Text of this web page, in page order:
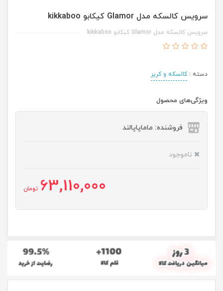
سرویس کالسکه مدل Glamor کیکابو kikkaboo
سرویس کالسکه مدل Glamor کیکابو kikkaboo
دسته :کالسکه و کریر
ویژگی‌های محصول
فروشنده: ماماپاپالند
ناموجود
63,110,000 تومان